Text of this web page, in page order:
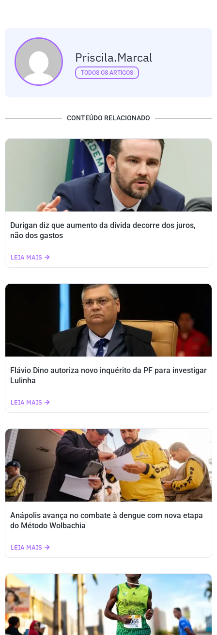
Priscila.marcal
TODOS OS ARTIGOS
CONTEÚDO RELACIONADO
Durigan diz que aumento da dívida decorre dos juros,
não dos gastos
LEIA MAIS
Flávio Dino autoriza novo inquérito da PF para investigar
Lulinha
LEIA MAIS
Anápolis avança no combate à dengue com nova etapa
do Método Wolbachia
LEIA MAIS